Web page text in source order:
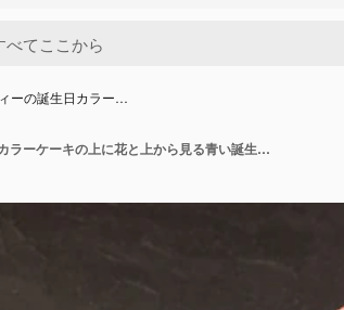
ーの誕生日カラー…
灰色の机のお祝いパーティーの誕生日カラーケーキの上に花と上から見る青い誕生日ケーキ